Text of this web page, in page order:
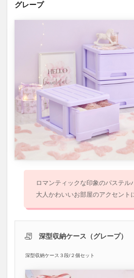
グレープ
ロマンティックな印象のパステル
大人かわいいお部屋のアクセン
深型収納ケース（グレープ）
深型収納ケース３段/２個セット